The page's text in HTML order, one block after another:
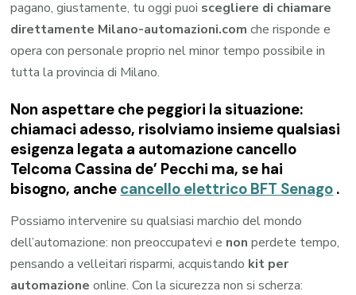
pagano, giustamente, tu oggi puoi scegliere di chiamare
direttamente Milano-automazioni.com che risponde e
opera con personale proprio nel minor tempo possibile in
tutta la provincia di Milano.
Non aspettare che peggiori la situazione:
chiamaci adesso, risolviamo insieme qualsiasi
esigenza legata a automazione cancello
Telcoma Cassina de’ Pecchi ma, se hai
bisogno, anche cancello elettrico BFT Senago .
Possiamo intervenire su qualsiasi marchio del mondo
dell’automazione: non preoccupatevi e non perdete tempo,
pensando a velleitari risparmi, acquistando kit per
automazione online. Con la sicurezza non si scherza: